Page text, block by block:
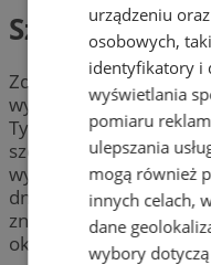
Szewc
Zdarł Ci się flek?
wymagają
Tychy. Znajdź
szewskie takie jak:
wymiana fleków, czy
dnia. Ich
znów cieszyć się
okolicy Tych.
urządzeniu
osobowych,
identyfikatory i
wyświetlania
pomiaru
ulepszania
mogą również
innych celach,
dane
wybory